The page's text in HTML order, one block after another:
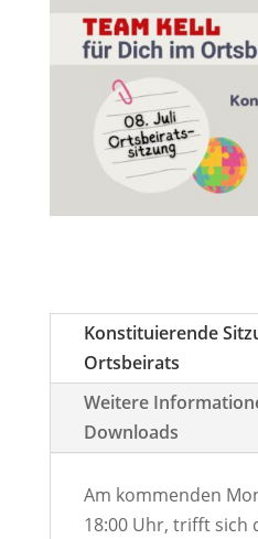
Konstituierende
Ortsbeirats
Weitere
Downloads
Am kommenden
18:00 Uhr, trifft sich